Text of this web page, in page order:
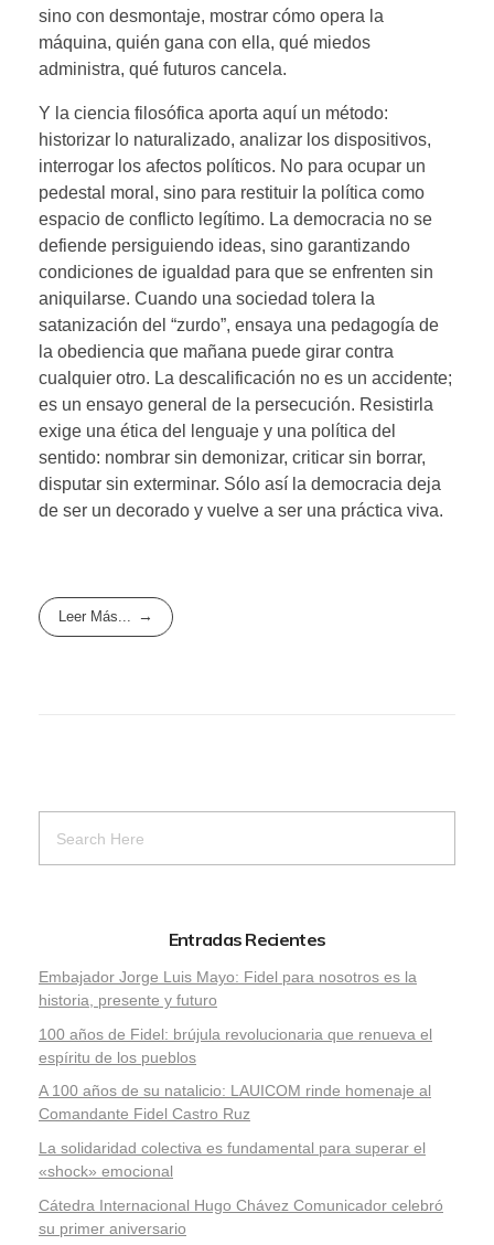
sino con desmontaje, mostrar cómo opera la
máquina, quién gana con ella, qué miedos
administra, qué futuros cancela.
Y la ciencia filosófica aporta aquí un método:
historizar lo naturalizado, analizar los dispositivos,
interrogar los afectos políticos. No para ocupar un
pedestal moral, sino para restituir la política como
espacio de conflicto legítimo. La democracia no se
defiende persiguiendo ideas, sino garantizando
condiciones de igualdad para que se enfrenten sin
aniquilarse. Cuando una sociedad tolera la
satanización del “zurdo”, ensaya una pedagogía de
la obediencia que mañana puede girar contra
cualquier otro. La descalificación no es un accidente;
es un ensayo general de la persecución. Resistirla
exige una ética del lenguaje y una política del
sentido: nombrar sin demonizar, criticar sin borrar,
disputar sin exterminar. Sólo así la democracia deja
de ser un decorado y vuelve a ser una práctica viva.
Leer Más...
Entradas Recientes
Embajador Jorge Luis Mayo: Fidel para nosotros es la
historia, presente y futuro
100 años de Fidel: brújula revolucionaria que renueva el
espíritu de los pueblos
A 100 años de su natalicio: LAUICOM rinde homenaje al
Comandante Fidel Castro Ruz
La solidaridad colectiva es fundamental para superar el
«shock» emocional
Cátedra Internacional Hugo Chávez Comunicador celebró
su primer aniversario